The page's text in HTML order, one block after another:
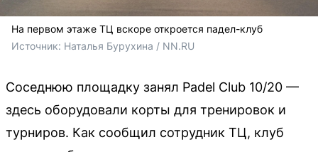
На первом этаже ТЦ вскоре откроется падел-клуб
Источник: Наталья Бурухина / NN.RU
Соседнюю площадку занял Padel Club 10/20 —
здесь оборудовали корты для тренировок и
турниров. Как сообщил сотрудник ТЦ, клуб